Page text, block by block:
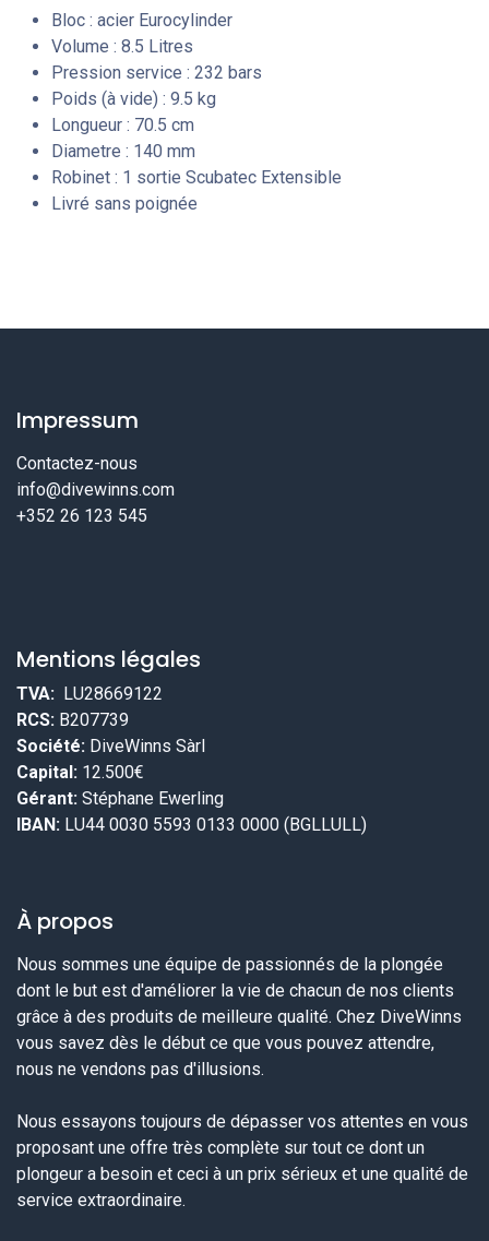
Bloc : acier Eurocylinder
Volume : 8.5 Litres
Pression service : 232 bars
Poids (à vide) : 9.5 kg
Longueur : 70.5 cm
Diametre : 140 mm
Robinet : 1 sortie Scubatec Extensible
Livré sans poignée
Impressum
Contactez-nous
info@divewinns.com
+352 26 123 545
Mentions légales
TVA: LU28669122
RCS: B207739
Société: DiveWinns Sàrl
Capital: 12.500€
Gérant: Stéphane Ewerling
IBAN: LU44 0030 5593 0133 0000 (BGLLULL)
À propos
Nous sommes une équipe de passionnés de la plongée
dont le but est d'améliorer la vie de chacun de nos clients
grâce à des produits de meilleure qualité. Chez DiveWinns
vous savez dès le début ce que vous pouvez attendre,
nous ne vendons pas d'illusions.
Nous essayons toujours de dépasser vos attentes en vous
proposant une offre très complète sur tout ce dont un
plongeur a besoin et ceci à un prix sérieux et une qualité de
service extraordinaire.